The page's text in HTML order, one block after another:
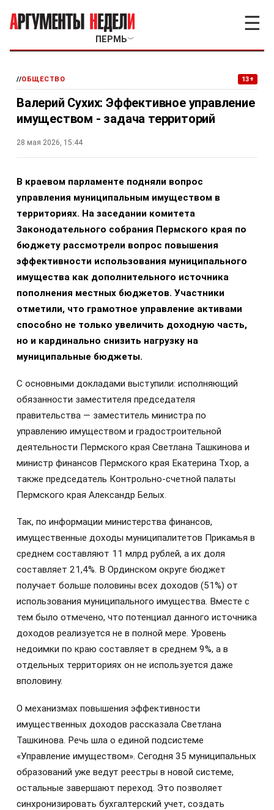
ПЕРМЬ﹀
☰
//ОБЩЕСТВО 13+
Валерий Сухих: Эффективное управление
имуществом - задача территорий
28 мая 2026, 15:44
В краевом парламенте подняли вопрос
управления муниципальным имуществом в
территориях. На заседании комитета
Законодательного собрания Пермского края по
бюджету рассмотрели вопрос повышения
эффективности использования муниципального
имущества как дополнительного источника
пополнения местных бюджетов. Участники
отметили, что грамотное управление активами
способно не только увеличить доходную часть,
но и кардинально снизить нагрузку на
муниципальные бюджеты.
С основными докладами выступили: исполняющий
обязанности заместителя председателя
правительства — заместитель министра по
управлению имуществом и градостроительной
деятельности Пермского края Светлана Ташкинова и
министр финансов Пермского края Екатерина Тхор, а
также председатель Контрольно-счетной палаты
Пермского края Александр Белых.
Так, по информации министерства финансов,
имущественные доходы муниципалитетов Прикамья в
среднем составляют 11 млрд рублей, а их доля
составляет 21,4%. В Ординском округе бюджет
получает больше половины всех доходов (51%) от
использования муниципального имущества. Вместе с
тем было отмечено, что потенциал данного источника
доходов реализуется не в полной мере. Уровень
недоимки по краю составляет в среднем 9%, а в
отдельных территориях он не используется даже
вполовину.
О механизмах повышения эффективности
имущественных доходов рассказала Светлана
Ташкинова. Речь шла о единой подсистеме
«Управление имуществом». Сегодня 35 муниципальных
образований уже ведут реестры в новой системе,
остальные завершают переход. Это позволяет
синхронизировать бухгалтерский учет, создать